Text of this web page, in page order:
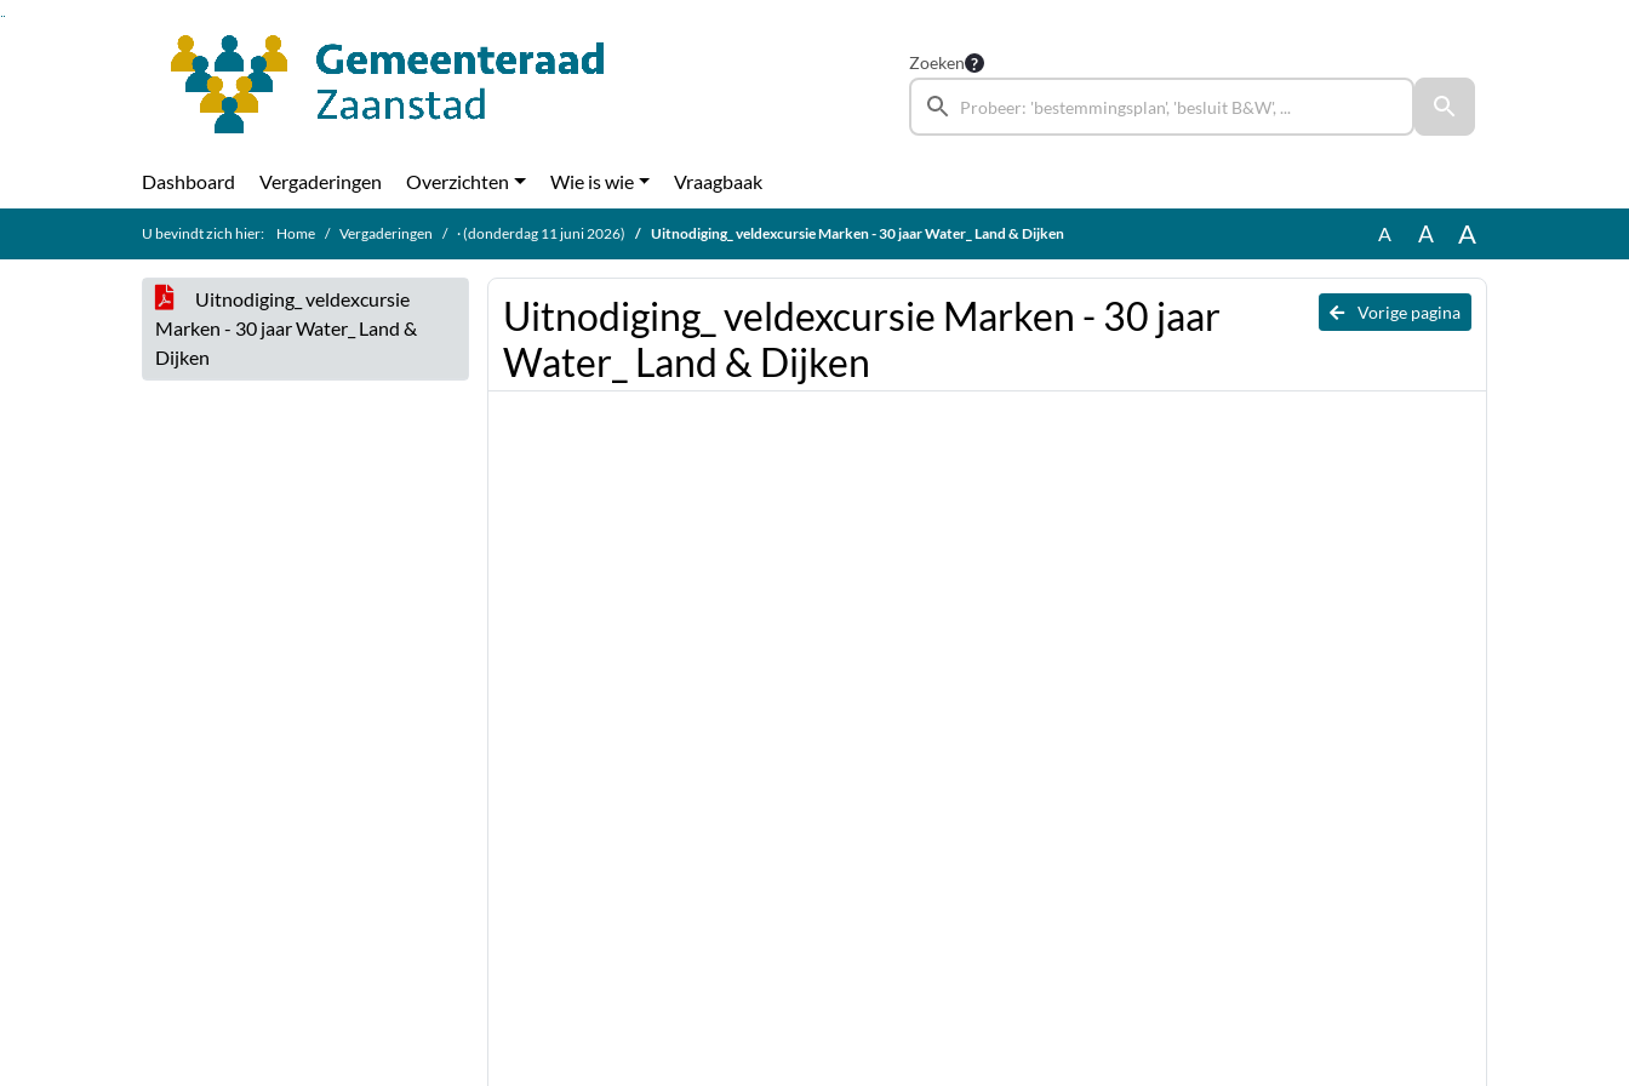
Ga naar de inhoud van deze pagina
Zoeken
Dashboard Vergaderingen Overzichten Wie is wie Vraagbaak
U bevindt zich hier: Home Vergaderingen · (donderdag 11 juni 2026) Uitnodiging_ veldexcursie Marken - 30 jaar Water_ Land & Dijken A A A
Uitnodiging_ veldexcursie
Marken - 30 jaar Water_ Land &
Dijken
Vorige pagina
Uitnodiging_ veldexcursie Marken - 30 jaar
Water_ Land & Dijken